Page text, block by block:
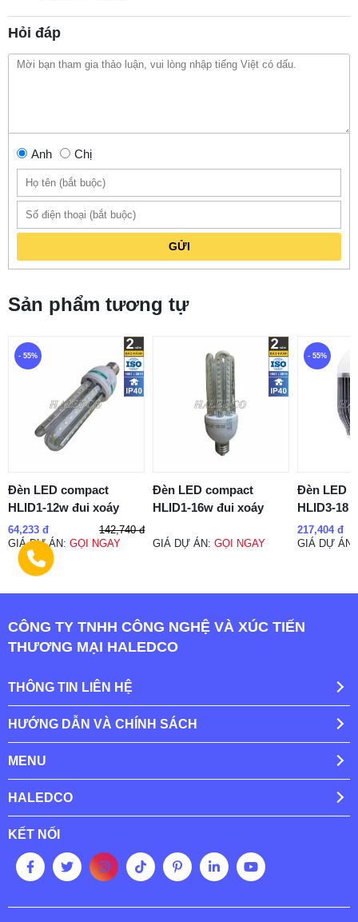
Hỏi đáp
Anh Chị
GỬI
Sản phẩm tương tự
- 55%
Đèn LED compact
HLID1-12w đui xoáy
64,233 đ
142,740 đ
GIÁ DỰ ÁN: GỌI NGAY
Đèn LED compact
HLID1-16w đui xoáy
GIÁ DỰ ÁN:GỌI NGAY
- 55%
Đèn LED
HLID3-18
217,404 đ
GIÁ DỰ
CÔNG TY TNHH CÔNG NGHỆ VÀ XÚC TIẾN
THƯƠNG MẠI HALEDCO
THÔNG TIN LIÊN HỆ
HƯỚNG DẪN VÀ CHÍNH SÁCH
MENU
HALEDCO
KẾT NỐI